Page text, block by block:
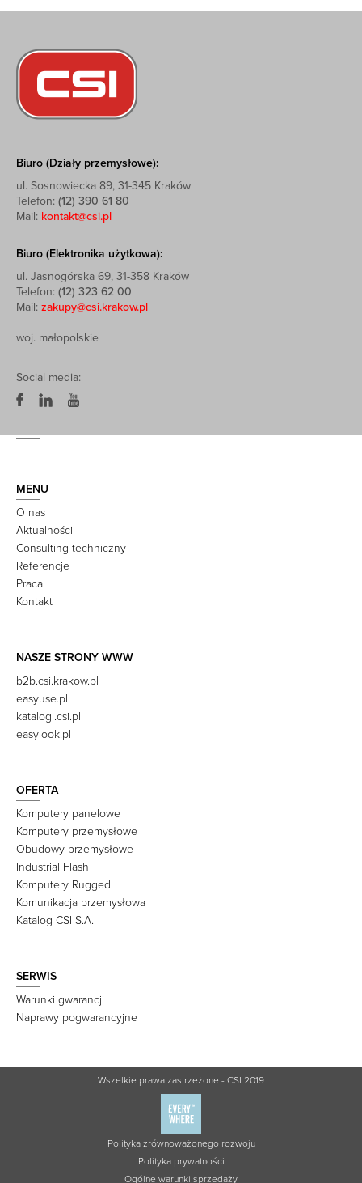
Biuro (Działy przemysłowe):
ul. Sosnowiecka 89, 31-345 Kraków
Telefon: (12) 390 61 80
Mail: kontakt@csi.pl
Biuro (Elektronika użytkowa):
ul. Jasnogórska 69, 31-358 Kraków
Telefon: (12) 323 62 00
Mail: zakupy@csi.krakow.pl
woj. małopolskie
Social media:
MENU
O nas
Aktualności
Consulting techniczny
Referencje
Praca
Kontakt
NASZE STRONY WWW
b2b.csi.krakow.pl
easyuse.pl
katalogi.csi.pl
easylook.pl
OFERTA
Komputery panelowe
Komputery przemysłowe
Obudowy przemysłowe
Industrial Flash
Komputery Rugged
Komunikacja przemysłowa
Katalog CSI S.A.
SERWIS
Warunki gwarancji
Naprawy pogwarancyjne
Wszelkie prawa zastrzeżone - CSI 2019
Polityka zrównoważonego rozwoju
Polityka prywatności
Ogólne warunki sprzedaży